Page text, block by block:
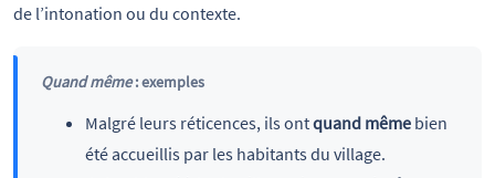
de l’intonation ou du contexte.
Quand même: exemples
Malgré leurs réticences, ils ontquand mêmebien
été accueillis par les habitants du village.